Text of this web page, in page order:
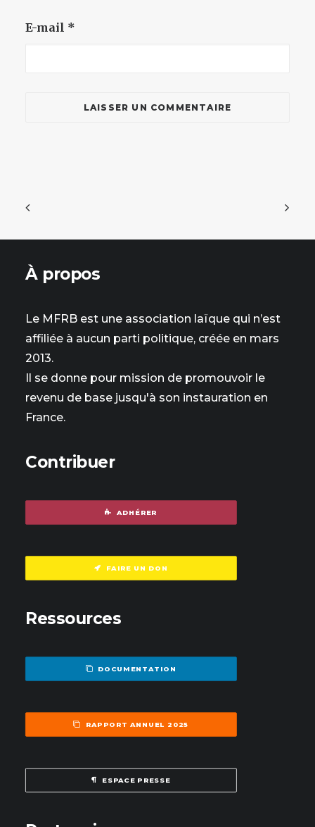
E-mail *
À propos
Le MFRB est une association laïque qui n’est
affiliée à aucun parti politique, créée en mars
2013.
Il se donne pour mission de promouvoir le
revenu de base jusqu'à son instauration en
France.
Contribuer
ADHÉRER
FAIRE UN DON
Ressources
DOCUMENTATION
RAPPORT ANNUEL 2025
ESPACE PRESSE